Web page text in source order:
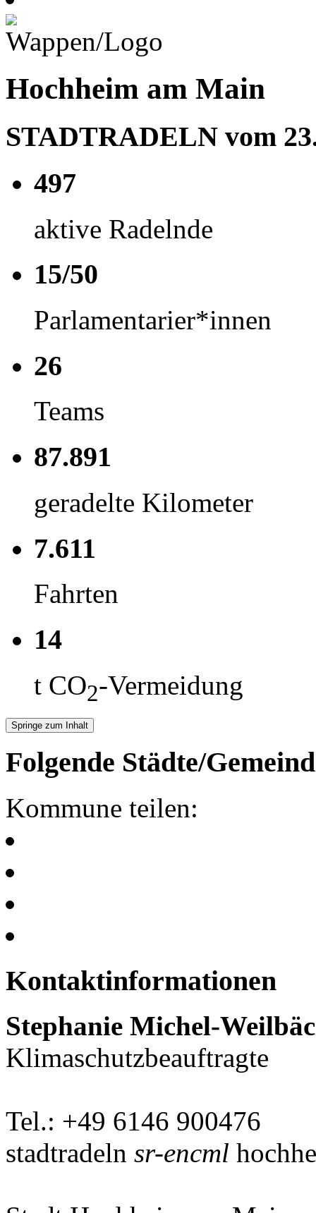
Hochheim am Main
STADTRADELN vom
497
aktive Radelnde
15/50
Parlamentarier*innen
26
Teams
87.891
geradelte Kilometer
7.611
Fahrten
14
t CO2-Vermeidung
Springe zum Inhalt
Folgende Städte/
Kommune teilen:
Kontaktinformationen
Stephanie Michel-
Klimaschutzbeauftragte
Tel.: +49 6146 900476
stadtradeln sr-encml